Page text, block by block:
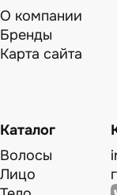
О компании
Бренды
Карта сайта
Каталог
Волосы
Лицо